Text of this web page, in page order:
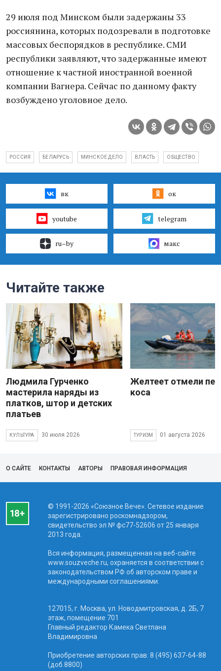
29 июля под Минском были задержаны 33
россиянина, которых подозревали в подготовке
массовых беспорядков в республике. СМИ
республики заявляют, что задержанные имеют
отношение к частной иностранной военной
компании Вагнера. Сейчас по данному факту
возбуждено уголовное дело.
РОССИЯ БЕЛАРУСЬ МИНСКОЕ ДЕЛО ВЛАСТЬ ОБЩЕСТВО
вк ок
youtube telegram
ru–by макс
Читайте также
Людмила Гурченко
мастерила наряды из
платков, штор и детских
платьев
КУЛЬТУРА 30 июля 2026
Желтеет отмели
коса
ТУРИЗМ 01 августа 2026
О САЙТЕ КОНТАКТЫ АВТОРЫ ПРАВОВАЯ ИНФОРМАЦИЯ
© 1991-2026 «Союзное Вече». Сетевое издание
зарегистрировано роскомнадзором,
свидетельство эл № фc77-52606 от 25 января
2013 года.
Вся информация, размещенная на веб-сайте
www.souzveche.ru, охраняется в соответствии с
законодательством РФ об авторском праве и
международными соглашениями.
127015, г. Москва, ул. Новодмитровская, д. 2Б, 7
этаж, помещение 701
Главный редактор Камека Светлана
Владимировна
Приобретение авторских прав: 8 (495) 637-64-88
(доб.8800)